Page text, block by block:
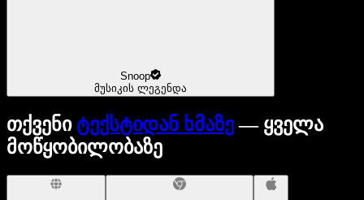
Snoop
მუსიკის ლეგენდა
თქვენი ტექსტიდან ხმაზე— ყველა
მოწყობილობაზე